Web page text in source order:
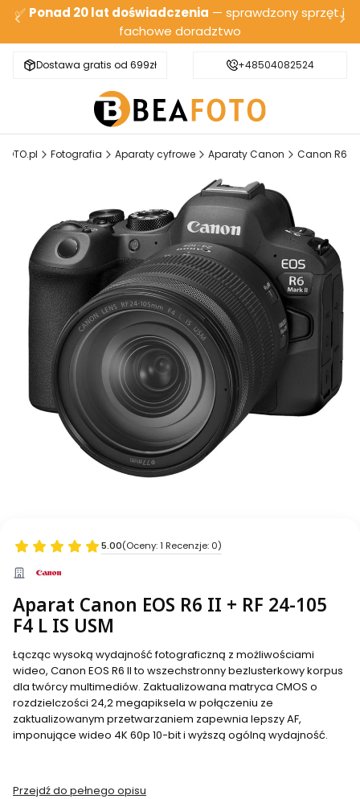
✅ Ponad 20 lat doświadczenia — sprawdzony sprzęt i
fachowe doradztwo
Dostawa gratis od 699zł Bezpieczna wysyłka
+48504082524
Fotografia Aparaty cyfrowe Aparaty Canon Canon R6
5.00(Oceny: 1 Recenzje: 0)
Aparat Canon EOS R6 II + RF 24-105
F4 L IS USM
Łącząc wysoką wydajność fotograficzną z możliwościami
wideo, Canon EOS R6 II to wszechstronny bezlusterkowy korpus
dla twórcy multimediów. Zaktualizowana matryca CMOS o
rozdzielczości 24,2 megapiksela w połączeniu ze
zaktualizowanym przetwarzaniem zapewnia lepszy AF,
imponujące wideo 4K 60p 10-bit i wyższą ogólną wydajność.
Przejdź do pełnego opisu